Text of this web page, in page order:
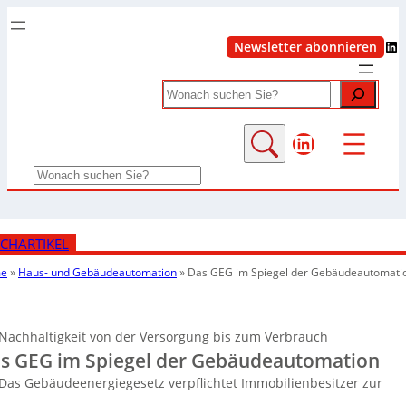
Newsletter abonnieren LinkedIn
Search
LinkedIn
Search
» Haus- und Gebäudeautomation» Das GEG im Spiegel der
von der Versorgung bis zum Verbrauch
GEG im Spiegel der Gebäudeautomation
Gebäudeenergiegesetz verpflichtet Immobilienbesitzer zur